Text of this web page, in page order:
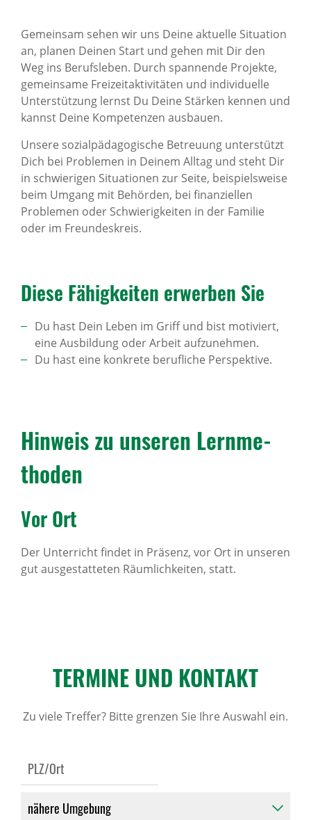
Gemeinsam sehen wir uns Deine aktuelle Situation
an, planen Deinen Start und gehen mit Dir den
Weg ins Berufsleben. Durch spannende Projekte,
gemeinsame Freizeitaktivitäten und individuelle
Unterstützung lernst Du Deine Stärken kennen und
kannst Deine Kompetenzen ausbauen.
Unsere sozialpädagogische Betreuung unterstützt
Dich bei Problemen in Deinem Alltag und steht Dir
in schwierigen Situationen zur Seite, beispielsweise
beim Umgang mit Behörden, bei finanziellen
Problemen oder Schwierigkeiten in der Familie
oder im Freundeskreis.
Diese Fähig­keiten erwerben Sie
Du hast Dein Leben im Griff und bist motiviert,
eine Ausbildung oder Arbeit aufzunehmen.
Du hast eine konkrete berufliche Perspektive.
Hinweis zu unseren Lern­me­
thoden
Vor Ort
Der Unterricht findet in Präsenz, vor Ort in unseren
gut ausgestatteten Räumlichkeiten, statt.
TERMINE UND KONTAKT
Zu viele Treffer? Bitte grenzen Sie Ihre Auswahl ein.